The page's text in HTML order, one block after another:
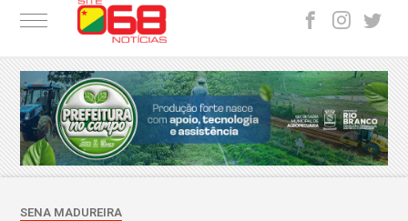
SENA MADUREIRA